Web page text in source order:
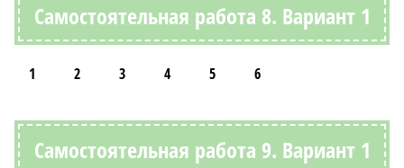
Самостоятельная работа 8. Вариант 1
1 2 3 4 5 6
Самостоятельная работа 9. Вариант 1